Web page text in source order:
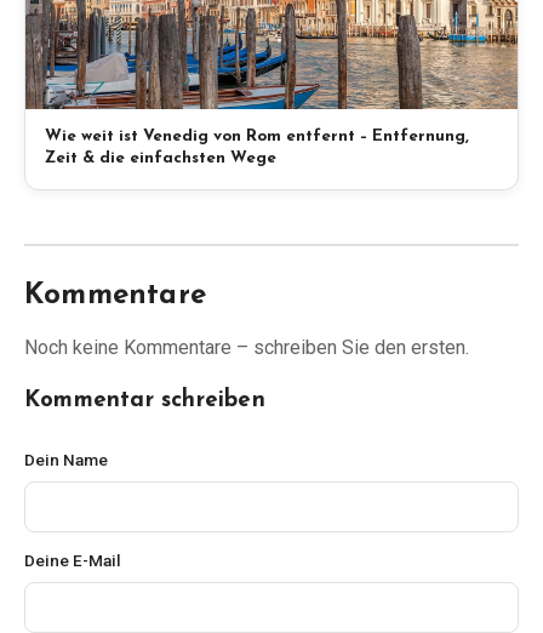
Wie weit ist Venedig von Rom entfernt – Entfernung,
Zeit & die einfachsten Wege
Kommentare
Noch keine Kommentare – schreiben Sie den ersten.
Kommentar schreiben
Dein Name
Deine E-Mail